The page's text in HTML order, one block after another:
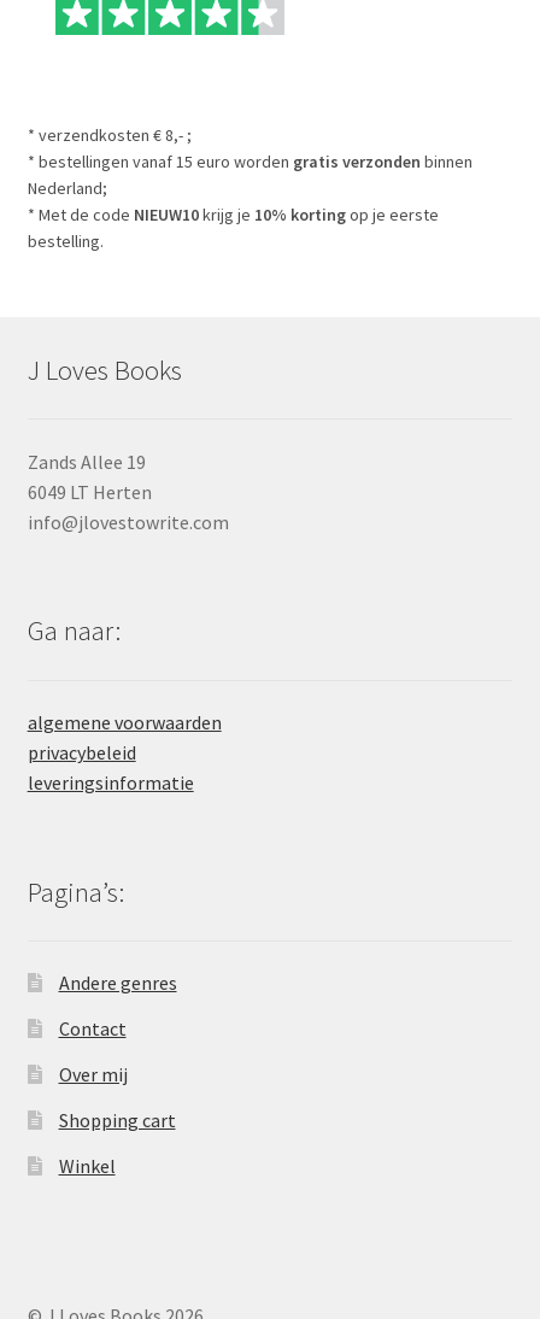
* verzendkosten € 8,- ;
* bestellingen vanaf 15 euro worden gratis verzonden binnen
Nederland;
* Met de code NIEUW10krijg je 10% kortingop je eerste
bestelling.
J Loves Books
Zands Allee 19
6049 LT Herten
info@jlovestowrite.com
Ga naar:
algemene voorwaarden
privacybeleid
leveringsinformatie
Pagina’s:
Andere genres
Contact
Over mij
Shopping cart
Winkel